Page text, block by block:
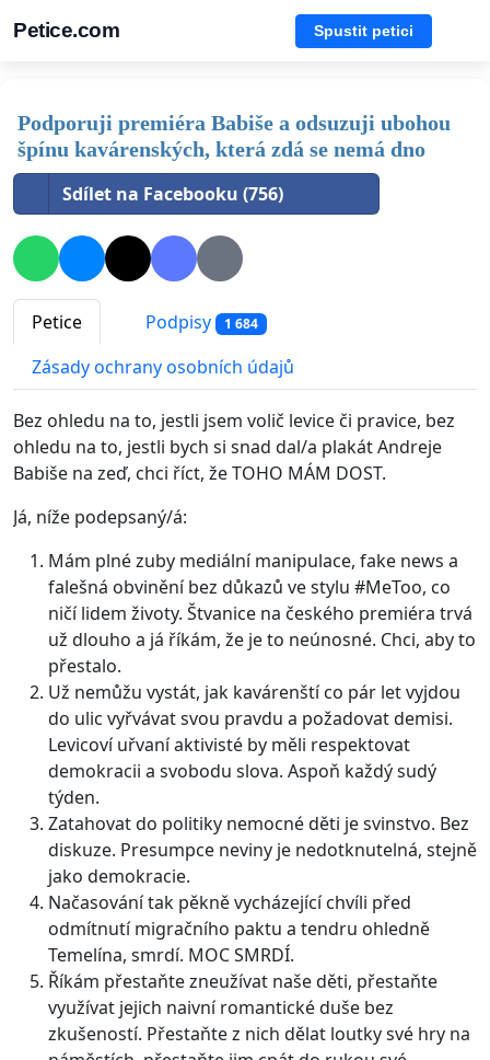
Petice.com Spustit petici
Podporuji premiéra Babiše a odsuzuji ubohou
špínu kavárenských, která zdá se nemá dno
Sdílet na Facebooku (756)
Petice Podpisy 1 684
Zásady ochrany osobních údajů
Bez ohledu na to, jestli jsem volič levice či pravice, bez
ohledu na to, jestli bych si snad dal/a plakát Andreje
Babiše na zeď, chci říct, že TOHO MÁM DOST.
Já, níže podepsaný/á:
Mám plné zuby mediální manipulace, fake news a
falešná obvinění bez důkazů ve stylu #MeToo, co
ničí lidem životy. Štvanice na českého premiéra trvá
už dlouho a já říkám, že je to neúnosné. Chci, aby to
přestalo.
Už nemůžu vystát, jak kavárenští co pár let vyjdou
do ulic vyřvávat svou pravdu a požadovat demisi.
Levicoví uřvaní aktivisté by měli respektovat
demokracii a svobodu slova. Aspoň každý sudý
týden.
Zatahovat do politiky nemocné děti je svinstvo. Bez
diskuze. Presumpce neviny je nedotknutelná, stejně
jako demokracie.
Načasování tak pěkně vycházející chvíli před
odmítnutí migračního paktu a tendru ohledně
Temelína, smrdí. MOC SMRDÍ.
Říkám přestaňte zneužívat naše děti, přestaňte
využívat jejich naivní romantické duše bez
zkušeností. Přestaňte z nich dělat loutky své hry na